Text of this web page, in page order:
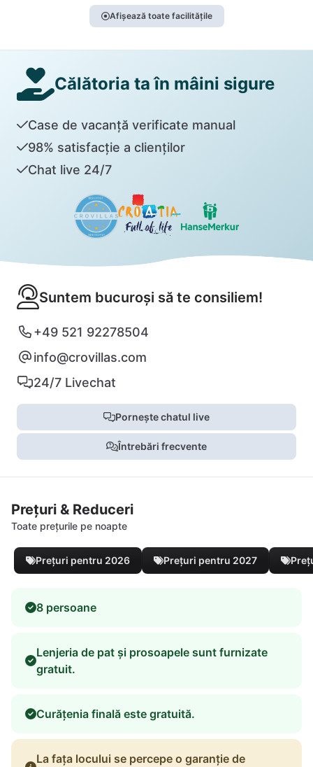
Afișează toate facilitățile
Călătoria ta în mâini sigure
Case de vacanță verificate manual
98% satisfacție a clienților
Chat live 24/7
Suntem bucuroși să te consiliem!
+49 521 92278504
info@crovillas.com
24/7 Livechat
Pornește chatul live
Întrebări frecvente
Prețuri & Reduceri
Toate prețurile pe noapte
Prețuri pentru 2026 Prețuri pentru 2027
8 persoane
Lenjeria de pat și prosoapele sunt furnizate
gratuit.
Curățenia finală este gratuită.
La fața locului se percepe o garanție de